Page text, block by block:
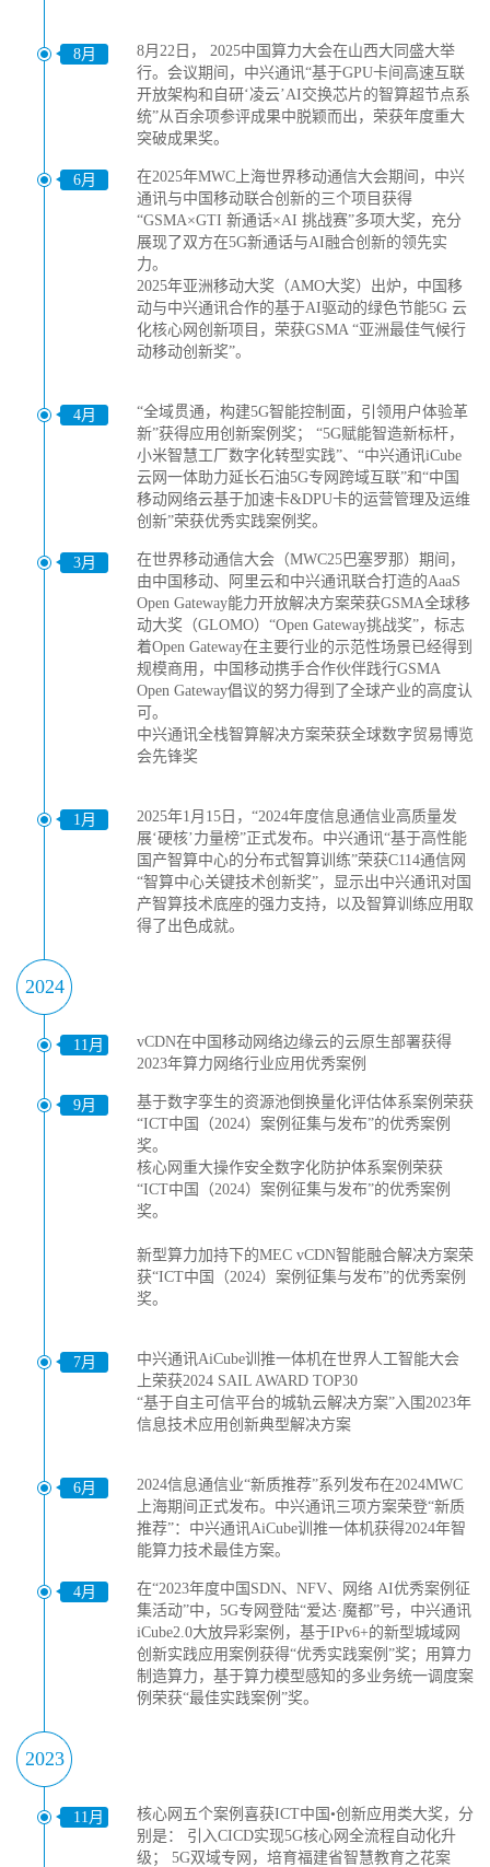
8月
8月22日， 2025中国算力大会在山西大同盛大举
行。会议期间，中兴通讯“基于GPU卡间高速互联
开放架构和自研‘凌云’AI交换芯片的智算超节点系
统”从百余项参评成果中脱颖而出，荣获年度重大
突破成果奖。
6月
在2025年MWC上海世界移动通信大会期间，中兴
通讯与中国移动联合创新的三个项目获得
“GSMA×GTI 新通话×AI 挑战赛”多项大奖，充分
展现了双方在5G新通话与AI融合创新的领先实
力。
2025年亚洲移动大奖（AMO大奖）出炉，中国移
动与中兴通讯合作的基于AI驱动的绿色节能5G 云
化核心网创新项目，荣获GSMA “亚洲最佳气候行
动移动创新奖”。
4月
“全域贯通，构建5G智能控制面，引领用户体验革
新”获得应用创新案例奖； “5G赋能智造新标杆，
小米智慧工厂数字化转型实践”、“中兴通讯iCube
云网一体助力延长石油5G专网跨域互联”和“中国
移动网络云基于加速卡&DPU卡的运营管理及运维
创新”荣获优秀实践案例奖。
3月
在世界移动通信大会（MWC25巴塞罗那）期间，
由中国移动、阿里云和中兴通讯联合打造的AaaS
Open Gateway能力开放解决方案荣获GSMA全球移
动大奖（GLOMO）“Open Gateway挑战奖”，标志
着Open Gateway在主要行业的示范性场景已经得到
规模商用，中国移动携手合作伙伴践行GSMA
Open Gateway倡议的努力得到了全球产业的高度认
可。
中兴通讯全栈智算解决方案荣获全球数字贸易博览
会先锋奖
1月
2025年1月15日，“2024年度信息通信业高质量发
展‘硬核’力量榜”正式发布。中兴通讯“基于高性能
国产智算中心的分布式智算训练”荣获C114通信网
“智算中心关键技术创新奖”，显示出中兴通讯对国
产智算技术底座的强力支持，以及智算训练应用取
得了出色成就。
2024
11月
vCDN在中国移动网络边缘云的云原生部署获得
2023年算力网络行业应用优秀案例
9月
基于数字孪生的资源池倒换量化评估体系案例荣获
“ICT中国（2024）案例征集与发布”的优秀案例
奖。
核心网重大操作安全数字化防护体系案例荣获
“ICT中国（2024）案例征集与发布”的优秀案例
奖。
新型算力加持下的MEC vCDN智能融合解决方案荣
获“ICT中国（2024）案例征集与发布”的优秀案例
奖。
7月
中兴通讯AiCube训推一体机在世界人工智能大会
上荣获2024 SAIL AWARD TOP30
“基于自主可信平台的城轨云解决方案”入围2023年
信息技术应用创新典型解决方案
6月
2024信息通信业“新质推荐”系列发布在2024MWC
上海期间正式发布。中兴通讯三项方案荣登“新质
推荐”：中兴通讯AiCube训推一体机获得2024年智
能算力技术最佳方案。
4月
在“2023年度中国SDN、NFV、网络 AI优秀案例征
集活动”中，5G专网登陆“爱达·魔都”号，中兴通讯
iCube2.0大放异彩案例，基于IPv6+的新型城域网
创新实践应用案例获得“优秀实践案例”奖；用算力
制造算力，基于算力模型感知的多业务统一调度案
例荣获“最佳实践案例”奖。
2023
11月
核心网五个案例喜获ICT中国•创新应用类大奖，分
别是： 引入CICD实现5G核心网全流程自动化升
级； 5G双域专网，培育福建省智慧教育之花案